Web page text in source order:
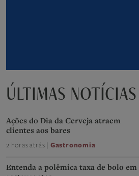
ÚLTIMAS NOTÍCIAS
Ações do Dia da Cerveja atraem
clientes aos bares
2 horas atrás | Gastronomia
Entenda a polêmica taxa de bolo em